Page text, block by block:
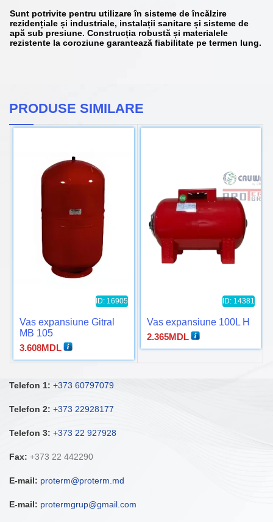
Sunt potrivite pentru utilizare în sisteme de încălzire
rezidențiale și industriale, instalații sanitare și sisteme de
apă sub presiune. Construcția robustă și materialele
rezistente la coroziune garantează fiabilitate pe termen lung.
PRODUSE SIMILARE
ID: 16905
Vas expansiune Gitral
MB 105
3.608MDL
ID: 14381
Vas expansiune 100L H
2.365MDL
Telefon 1: +373 60797079
Telefon 2: +373 22928177
Telefon 3: +373 22 927928
Fax: +373 22 442290
E-mail: proterm@proterm.md
E-mail: protermgrup@gmail.com